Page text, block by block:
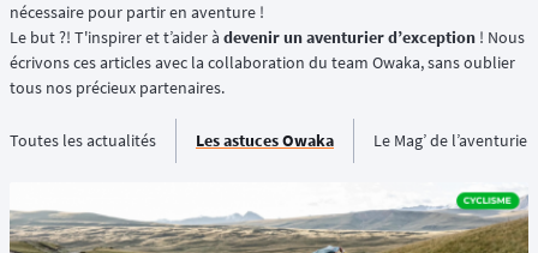
nécessaire pour partir en aventure !
Le but ?! T'inspirer et t’aider à devenir un aventurier d’exception ! Nous
écrivons ces articles avec la collaboration du team Owaka, sans oublier
tous nos précieux partenaires.
Toutes les actualités Les astuces Owaka Le Mag’ de l’aventurier